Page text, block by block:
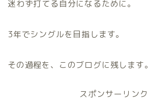
迷わず打てる自分になるために。
3年でシングルを目指します。
その過程を、このブログに残します。
スポンサーリンク